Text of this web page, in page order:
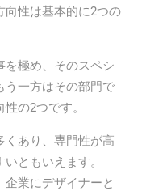
向性は基本的に2つの
を極め、そのスペシ
う一方はその部門で
の2つです。
くあり、専門性が高
ともいえます。
業にデザイナーと